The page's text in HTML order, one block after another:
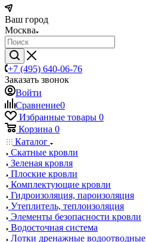
Ваш город
Москва
+7 (495) 640-06-76
Заказать звонок
Войти
Сравнение0
Избранные товары 0
Корзина 0
Каталог
Скатные кровли
Зеленая кровля
Плоские кровли
Комплектующие кровли
Гидроизоляция, пароизоляция
Утеплитель, теплоизоляция
Элементы безопасности кровли
Водосточная система
Лотки дренажные водоотводные